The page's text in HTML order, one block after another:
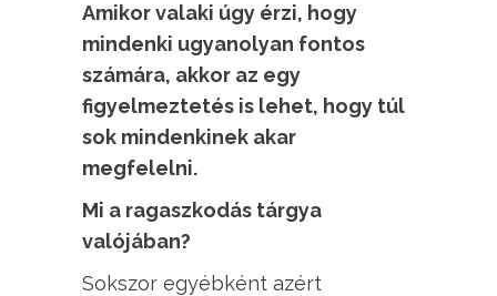
Amikor valaki úgy érzi, hogy
mindenki ugyanolyan fontos
számára, akkor az egy
figyelmeztetés is lehet, hogy túl
sok mindenkinek akar
megfelelni.
Mi a ragaszkodás tárgya
valójában?
Sokszor egyébként azért